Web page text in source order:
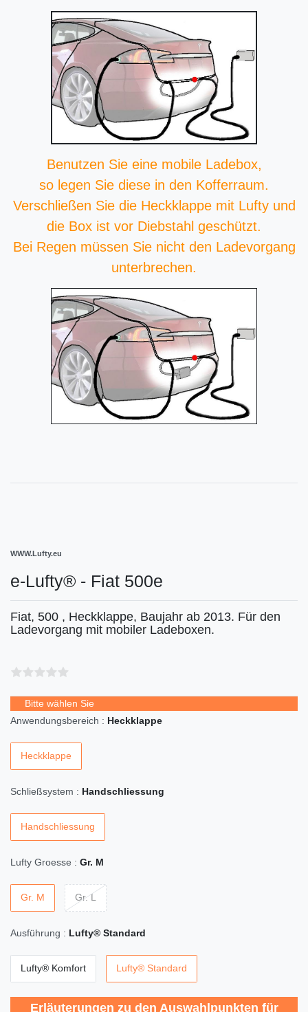
Benutzen Sie eine mobile Ladebox,
so legen Sie diese in den Kofferraum.
Verschließen Sie die Heckklappe mit Lufty und
die Box ist vor Diebstahl geschützt.
Bei Regen müssen Sie nicht den Ladevorgang
unterbrechen.
WWW.Lufty.eu
e-Lufty® - Fiat 500e
Fiat, 500 , Heckklappe, Baujahr ab 2013. Für den
Ladevorgang mit mobiler Ladeboxen.
Bitte wählen Sie
Anwendungsbereich : Heckklappe
Heckklappe
Schließsystem : Handschliessung
Handschliessung
Lufty Groesse : Gr. M
Gr. M Gr. L
Ausführung : Lufty® Standard
Lufty® Komfort Lufty® Standard
Erläuterungen zu den Auswahlpunkten für